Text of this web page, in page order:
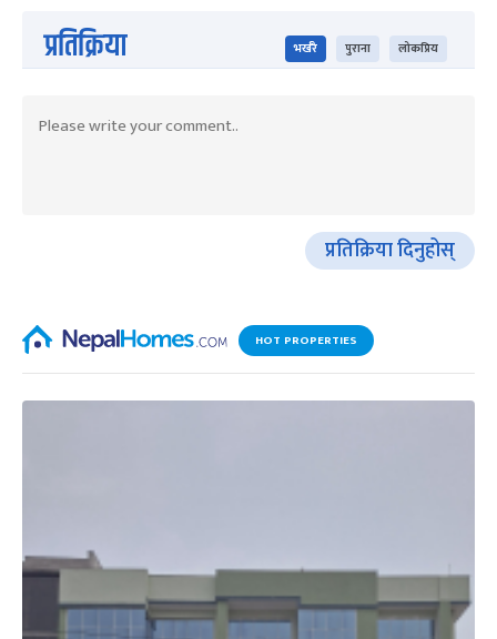
प्रतिक्रिया भर्खरै पुराना लोकप्रिय
प्रतिक्रिया दिनुहोस्
HOT PROPERTIES